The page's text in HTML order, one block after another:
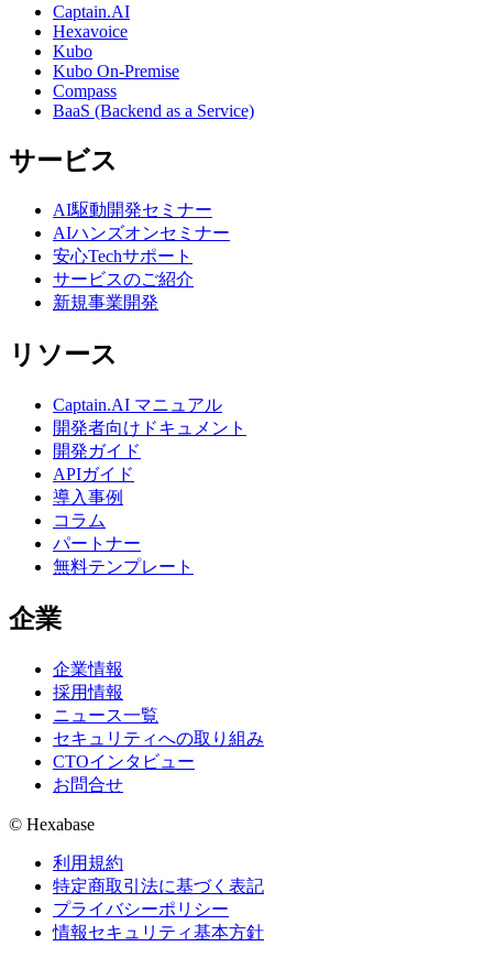
Captain.AI
Hexavoice
Kubo
Kubo On-Premise
Compass
BaaS (Backend as a Service)
サービス
AI駆動開発セミナー
AIハンズオンセミナー
安心Techサポート
サービスのご紹介
新規事業開発
リソース
Captain.AI マニュアル
開発者向けドキュメント
開発ガイド
APIガイド
導入事例
コラム
パートナー
無料テンプレート
企業
企業情報
採用情報
ニュース一覧
セキュリティへの取り組み
CTOインタビュー
お問合せ
© Hexabase
利用規約
特定商取引法に基づく表記
プライバシーポリシー
情報セキュリティ基本方針